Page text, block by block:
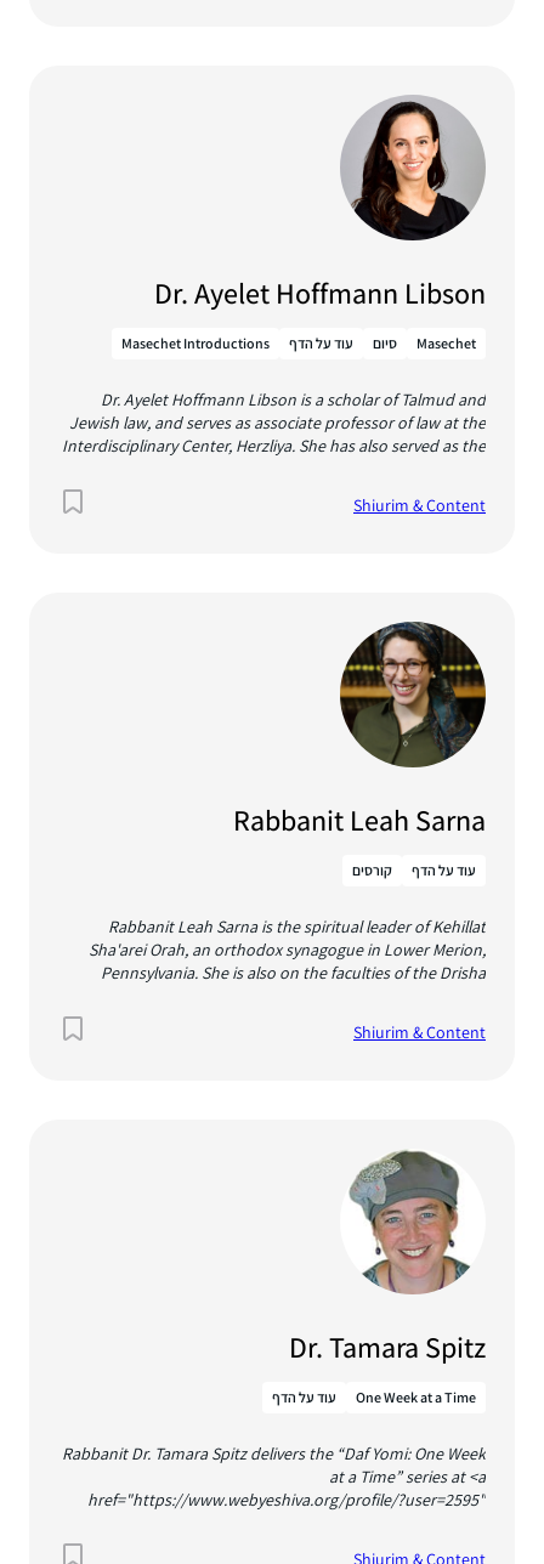
most recently in the roles of Rosh Moshava (Head
Counselor) and Rosh Beit Midrash, and last year taught a
weekly Gemara shiur at Columbia University Hillel.
Dr. Ayelet Hoffmann Libson
Masechet סיום עוד על הדף Masechet Introductions
Dr. Ayelet Hoffmann Libson is a scholar of Talmud and
Jewish law, and serves as associate professor of law at the
Interdisciplinary Center, Herzliya. She has also served as the
the Hebrew University of Jerusalem, and an M.A. and Ph.D.
Journal of Legal History and Oxford Journal of Law and
Religion, and she is the author of Law and Self-Knowledge
in the Talmud (Cambridge University Press, 2018).
Shiurim & Content
Rabbanit Leah Sarna
עוד על הדף קורסים
Rabbanit Leah Sarna is the spiritual leader of Kehillat
Sha'arei Orah, an orthodox synagogue in Lower Merion,
Pennsylvania. She is also on the faculties of the Drisha
Shiurim & Content
Dr. Tamara Spitz
One Week at a Time עוד על הדף
Rabbanit Dr. Tamara Spitz delivers the “Daf Yomi: One Week
at a Time” series at <a
href="https://www.webyeshiva.org/profile/?user=2595"
Rosh Beit Midrash and a Mashgicha Ruchanit at Midreshet
Shiurim & Content